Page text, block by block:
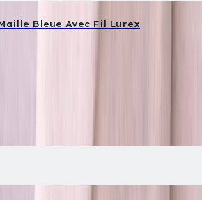
Bleue Avec Fil Lurex